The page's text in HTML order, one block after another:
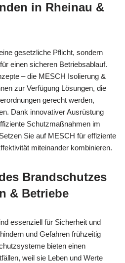
in Rheinau &
gesetzliche Pflicht, sondern
einen sicheren Betriebsablauf.
– die MESCH Isolierung &
zur Verfügung Lösungen, die
gerecht werden,
Dank innovativer Ausrüstung
Schutzmaßnahmen im
Sie auf MESCH für effiziente
miteinander kombinieren.
Brandschutzes
& Betriebe
essenziell für Sicherheit und
und Gefahren frühzeitig
bieten einen
weil sie Leben und Werte